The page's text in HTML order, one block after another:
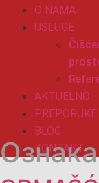
O NAMA
USLUGE
AKTUELNO
PREPORUKE
BLOG
KONTAKT